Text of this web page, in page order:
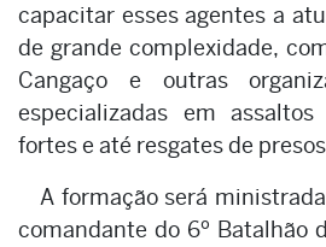
capacitar esses agentes a
de grande complexidade,
Cangaço e outras
especializadas em
fortes e até resgates de presos.
A formação será
comandante do 6º Batalhão